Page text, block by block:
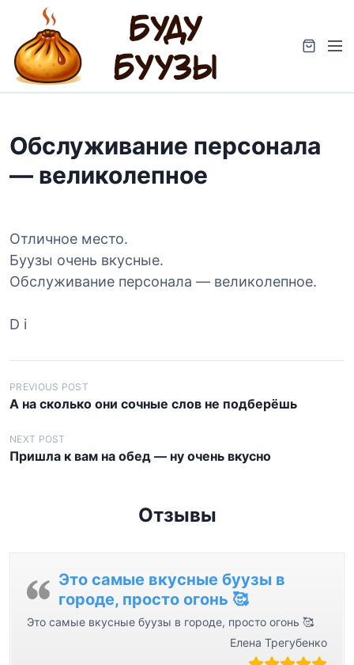
M
Обслуживание персонала
— великолепное
Отличное место.
Буузы очень вкусные.
Обслуживание персонала — великолепное.
D i
Н
а
в
и
и
PREVIOUS POST
А на сколько они сочные слов не подберёшь
NEXT POST
Пришла к вам на обед — ну очень вкусно
Отзывы
Это самые вкусные буузы в
городе, просто огонь 🥰
Это самые вкусные буузы в городе, просто огонь 🥰
Елена Трегубенко